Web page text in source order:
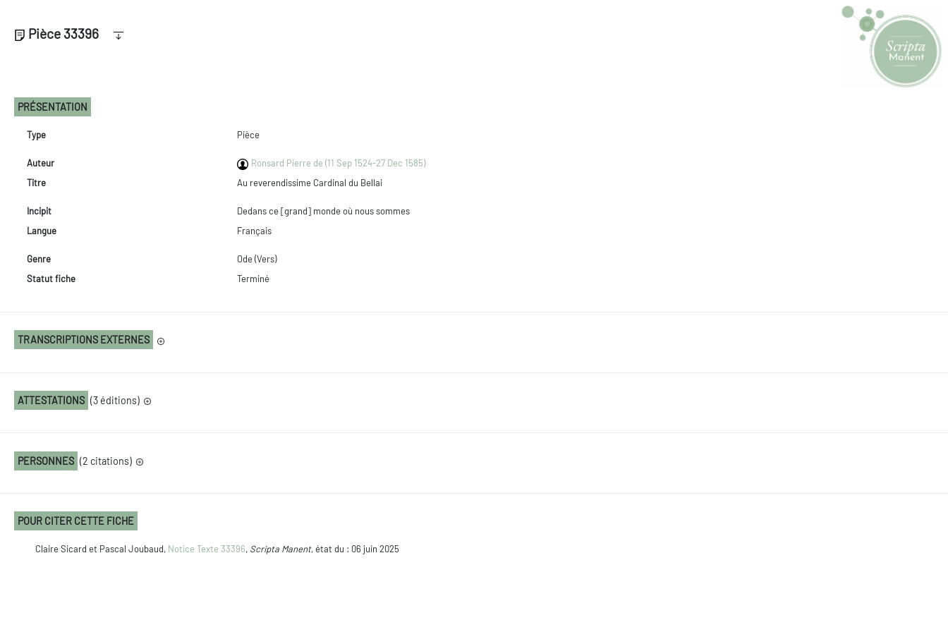
Pièce 33396
PRÉSENTATION
Type Pièce
Auteur
Ronsard Pierre de (11 Sep 1524-27 Dec 1585)
Titre
Au reverendissime Cardinal du Bellai
Incipit
Dedans ce [grand] monde où nous sommes
Langue
Français
Genre
Ode (Vers)
Statut fiche
Terminé
TRANSCRIPTIONS EXTERNES
ATTESTATIONS (3 éditions)
PERSONNES (2 citations)
POUR CITER CETTE FICHE
Claire Sicard et Pascal Joubaud, Notice Texte 33396, Scripta Manent, état du : 06 juin 2025